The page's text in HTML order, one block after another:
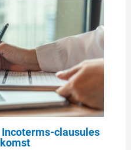
Incoterms-clausules